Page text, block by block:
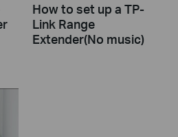
How to set up a TP-
Link Range
Extender(No music)